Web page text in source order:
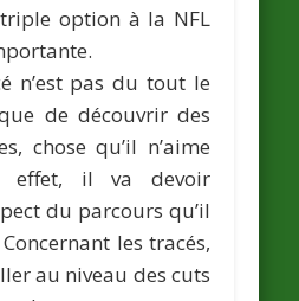
option à la NFL
n’est pas du tout le
de découvrir des
chose qu’il n’aime
effet, il va devoir
du parcours qu’il
les tracés,
au niveau des cuts